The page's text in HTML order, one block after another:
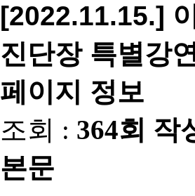
[2022.11.15.]
진단장 특별강
페이지 정보
조회 : 364회 작
본문